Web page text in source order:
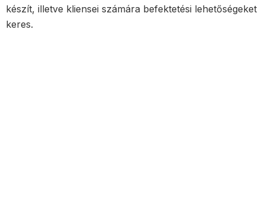
készít, illetve kliensei számára befektetési lehetőségeket
keres.